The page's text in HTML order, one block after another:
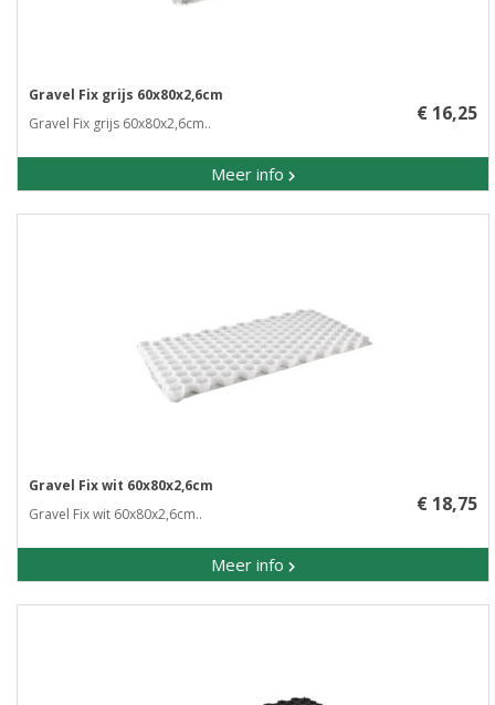
Gravel Fix grijs 60x80x2,6cm
Gravel Fix grijs 60x80x2,6cm..
Meer info
€ 16,25
Gravel Fix wit 60x80x2,6cm
Gravel Fix wit 60x80x2,6cm..
Meer info
€ 18,75